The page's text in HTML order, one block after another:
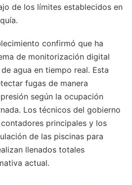
de los límites establecidos en
confirmó que ha
de monitorización digital
agua en tiempo real. Esta
fugas de manera
según la ocupación
Los técnicos del gobierno
principales y los
de las piscinas para
llenados totales
actual.